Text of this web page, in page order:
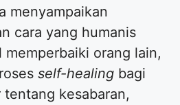
menyampaikan
cara yang humanis
memperbaiki orang lain,
self-healing bagi
kesabaran,